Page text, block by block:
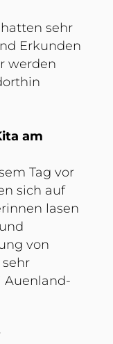
sehr
Erkunden
werden
am
Tag vor
sich auf
lasen
von
Auenland-